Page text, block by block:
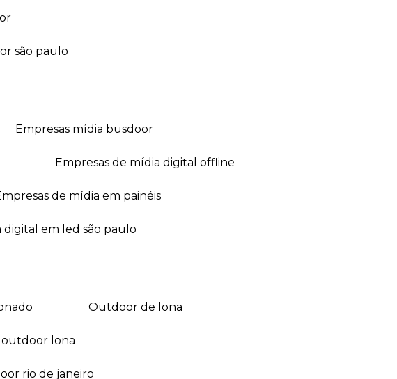
são paulo
empresas mídia busdoor
empresas de mídia digital offline
empresas de mídia em painéis
digital em led são paulo
outdoor de lona
outdoor lona
rio de janeiro